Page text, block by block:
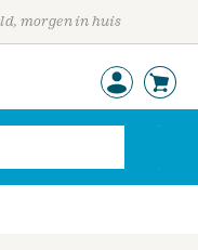
morgen in huis